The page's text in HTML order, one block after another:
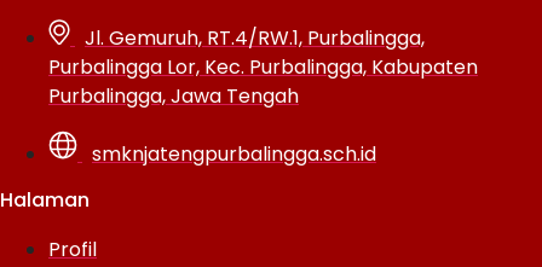
Jl. Gemuruh, RT.4/RW.1, Purbalingga,
Purbalingga Lor, Kec. Purbalingga, Kabupaten
Purbalingga, Jawa Tengah
smknjatengpurbalingga.sch.id
Halaman
Profil